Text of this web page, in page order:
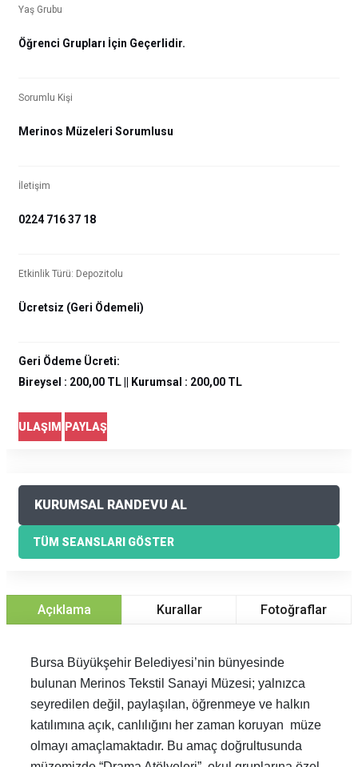
Yaş Grubu
Öğrenci Grupları İçin Geçerlidir.
Sorumlu Kişi
Merinos Müzeleri Sorumlusu
İletişim
0224 716 37 18
Etkinlik Türü: Depozitolu
Ücretsiz (Geri Ödemeli)
Geri Ödeme Ücreti:
Bireysel : 200,00 TL || Kurumsal : 200,00 TL
ULAŞIM PAYLAŞ
KURUMSAL RANDEVU AL
TÜM SEANSLARI GÖSTER
Açıklama Kurallar Fotoğraflar
Bursa Büyükşehir Belediyesi’nin bünyesinde
bulunan Merinos Tekstil Sanayi Müzesi; yalnızca
seyredilen değil, paylaşılan, öğrenmeye ve halkın
katılımına açık, canlılığını her zaman koruyan müze
olmayı amaçlamaktadır. Bu amaç doğrultusunda